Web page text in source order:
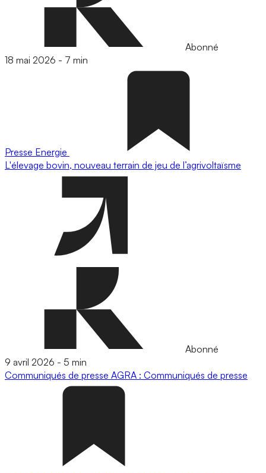
Abonné
18 mai 2026 - 7 min
Presse Energie
L'élevage bovin, nouveau terrain de jeu de l’agrivoltaïsme
Abonné
9 avril 2026 - 5 min
Communiqués de presse AGRA : Communiqués de presse